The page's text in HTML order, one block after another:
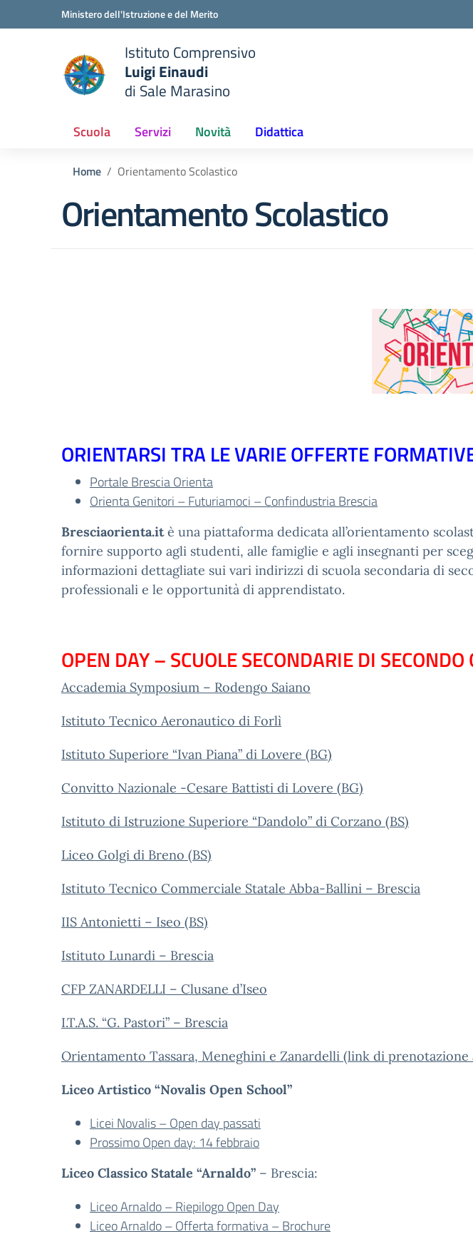
Vai ai contenuti
Vai al menu di navigazioneMinistero dell'Istruzione e del Merito
scuola
Istituto Comprensivo
Luigi Einaudi
di Sale Marasino
Scuola Servizi Novità Didattica
Home Orientamento Scolastico
Orientamento Scolastico
ORIENTARSI TRA LE VARIE OFFERTE
Portale Brescia Orienta
Orienta Genitori – Futuriamoci – Confindustria Brescia
Bresciaorienta.itè una piattaforma dedicata all’orientamento
fornire supporto agli studenti, alle famiglie e agli insegnanti per
informazioni dettagliate sui vari indirizzi di scuola secondaria di
professionali e le opportunità di apprendistato.
OPEN DAY – SCUOLE SECONDARIE DI SECONDO
Accademia Symposium – Rodengo Saiano
Istituto Tecnico Aeronautico di Forlì
Istituto Superiore “Ivan Piana” di Lovere (BG)
Convitto Nazionale -Cesare Battisti di Lovere (BG)
Istituto di Istruzione Superiore “Dandolo” di Corzano (BS)
Liceo Golgi di Breno (BS)
Istituto Tecnico Commerciale Statale Abba-Ballini – Brescia
IIS Antonietti – Iseo (BS)
Istituto Lunardi – Brescia
CFP ZANARDELLI – Clusane d’Iseo
I.T.A.S. “G. Pastori” – Brescia
Orientamento Tassara, Meneghini e Zanardelli (link di prenotazione
Liceo Artistico “Novalis Open School”
Licei Novalis – Open day passati
Prossimo Open day: 14 febbraio
Liceo Classico Statale “Arnaldo” – Brescia:
Liceo Arnaldo – Riepilogo Open Day
Liceo Arnaldo – Offerta formativa – Brochure